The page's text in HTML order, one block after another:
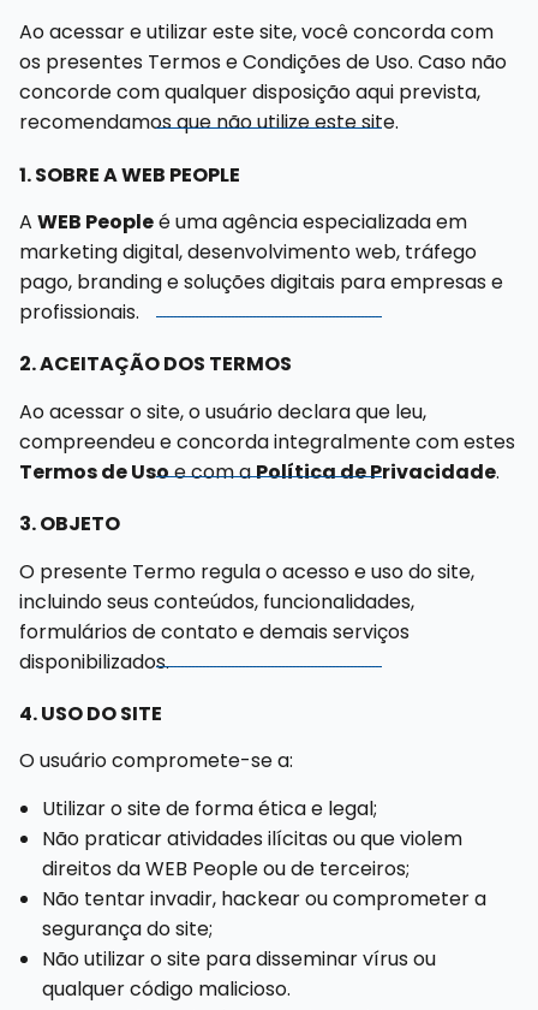
Ao acessar e utilizar este site, você concorda com
os presentes Termos e Condições de Uso. Caso não
concorde com qualquer disposição aqui prevista,
recomendamos que não utilize este site.
1. SOBRE A WEB PEOPLE
A WEB Peopleé uma agência especializada em
marketing digital, desenvolvimento web, tráfego
pago, branding e soluções digitais para empresas e
profissionais.
2. ACEITAÇÃO DOS TERMOS
Ao acessar o site, o usuário declara que leu,
compreendeu e concorda integralmente com estes
Termos de Usoe com aPolítica de Privacidade.
3. OBJETO
O presente Termo regula o acesso e uso do site,
incluindo seus conteúdos, funcionalidades,
formulários de contato e demais serviços
disponibilizados.
4. USO DO SITE
O usuário compromete-se a:
Utilizar o site de forma ética e legal;
Não praticar atividades ilícitas ou que violem
direitos da WEB People ou de terceiros;
Não tentar invadir, hackear ou comprometer a
segurança do site;
Não utilizar o site para disseminar vírus ou
qualquer código malicioso.